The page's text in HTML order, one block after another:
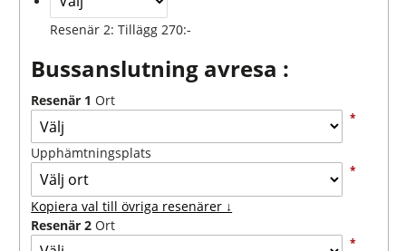
Resenär 2: Tillägg 270:-
Bussanslutning avresa :
Resenär 1 Ort
*
Upphämtningsplats
*
Kopiera val till övriga resenärer ↓
Resenär 2 Ort
*